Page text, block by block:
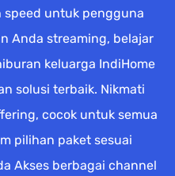
untuk pengguna
Anda streaming, belajar
keluarga IndiHome
solusi terbaik. Nikmati
cocok untuk semua
pilihan paket sesuai
Akses berbagai channel